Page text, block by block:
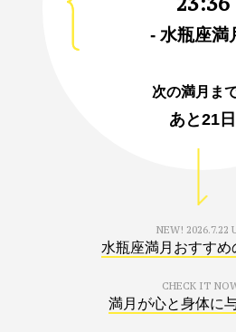
- 水瓶座満
次の満月ま
あと21日
NEW! 2026.7.22
水瓶座満月おすすめ
CHECK IT
満月が心と身体に